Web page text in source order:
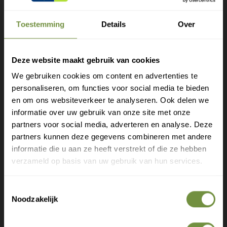
Toestemming Details Over
Deze website maakt gebruik van cookies
We gebruiken cookies om content en advertenties te
personaliseren, om functies voor social media te bieden
en om ons websiteverkeer te analyseren. Ook delen we
informatie over uw gebruik van onze site met onze
partners voor social media, adverteren en analyse. Deze
partners kunnen deze gegevens combineren met andere
informatie die u aan ze heeft verstrekt of die ze hebben
verzameld op basis van uw gebruik van hun services.
Noodzakelijk
geschikt voor langdurig gebruik binnen zowel
conservatieve behandeling als postoperatieve
Maten en inhoud:
Maten (op basis van schoenmaat):
Maat 1: ca. 34 – 36
Maat 2: ca. 37 – 40
Maat 3: ca. 41 – 44
Uitvoering:
Gratis verzending?
Laat je e-mail achter.
Meld je aan voor onze nieuwsbrief en
ontvang direct een gratis verzending
Deskundige tips over zorg en herstel